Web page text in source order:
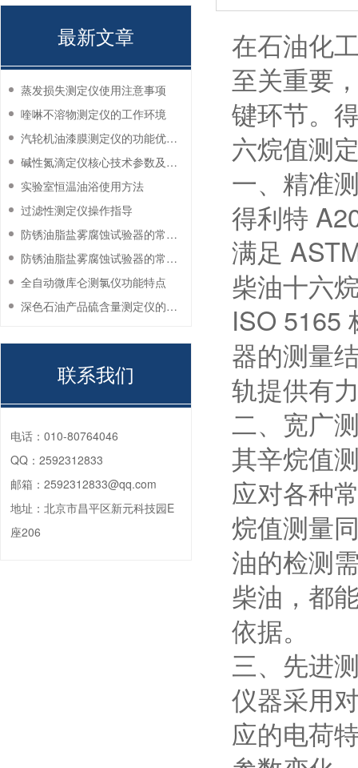
在石油化
至关重要
键环节。
六烷值测
一、精准
得利特
满足
柴油十六
ISO 5165
器的测量
轨提供有
二、宽广
其辛烷值
应对各种
烷值测量
油的检测
柴油，都
依据。
三、先进
仪器采用
应的电荷
最新文章
蒸发损失测定仪使用注意事项
喹啉不溶物测定仪的工作环境
汽轮机油漆膜测定仪的功能优势有哪些？
碱性氮滴定仪核心技术参数及应用说明
实验室恒温油浴使用方法
过滤性测定仪操作指导
防锈油脂盐雾腐蚀试验器的常见故障与解决方法
防锈油脂盐雾腐蚀试验器的常见故障与解决方法
全自动微库仑测氯仪功能特点
深色石油产品硫含量测定仪的工作环境要求
联系我们
电话： 010-80764046
QQ： 2592312833
邮箱： 2592312833@qq.com
地址： 北京市昌平区新元科技园E
座206